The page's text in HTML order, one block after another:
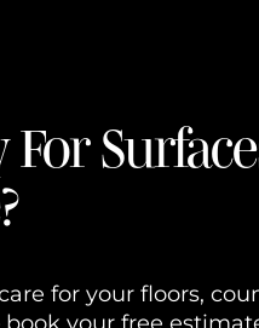
For
for your floors,